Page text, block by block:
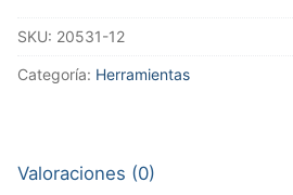
INOX
12
SKU: 20531-12
Categoría: Herramientas
Valoraciones (0)